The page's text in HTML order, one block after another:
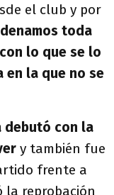
el club y por
toda
lo que se lo
en la que no se
debutó con la
y también fue
frente a
la reprobación